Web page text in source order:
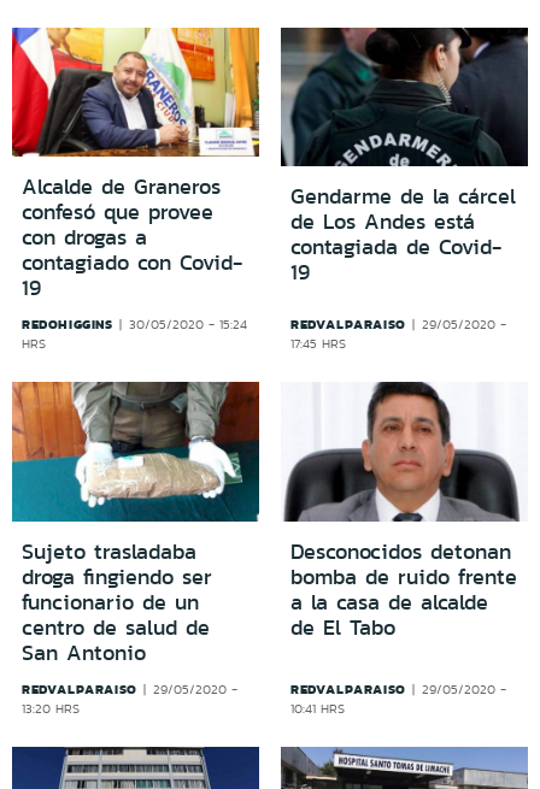
Alcalde de Graneros
confesó que provee
con drogas a
contagiado con Covid-
19
REDOHIGGINS
30/05/2020 - 15:24
HRS
Gendarme de la cárcel
de Los Andes está
contagiada de Covid-
19
REDVALPARAISO
29/05/2020 -
17:45 HRS
Sujeto trasladaba
droga fingiendo ser
funcionario de un
centro de salud de
San Antonio
REDVALPARAISO
29/05/2020 -
13:20 HRS
Desconocidos detonan
bomba de ruido frente
a la casa de alcalde
de El Tabo
REDVALPARAISO
29/05/2020 -
10:41 HRS